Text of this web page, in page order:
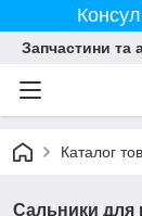
Запчастини та
Каталог
Сальники